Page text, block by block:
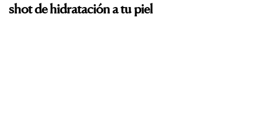
shot de hidratación a tu piel